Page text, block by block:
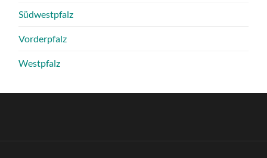
Südwestpfalz
Vorderpfalz
Westpfalz